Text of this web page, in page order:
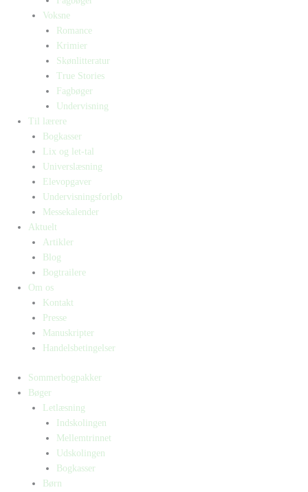
Voksne
Romance
Krimier
Skønlitteratur
True Stories
Fagbøger
Undervisning
Til lærere
Bogkasser
Lix og let-tal
Universlæsning
Elevopgaver
Undervisningsforløb
Messekalender
Aktuelt
Artikler
Blog
Bogtrailere
Om os
Kontakt
Presse
Manuskripter
Handelsbetingelser
Sommerbogpakker
Bøger
Letlæsning
Indskolingen
Mellemtrinnet
Udskolingen
Bogkasser
Børn